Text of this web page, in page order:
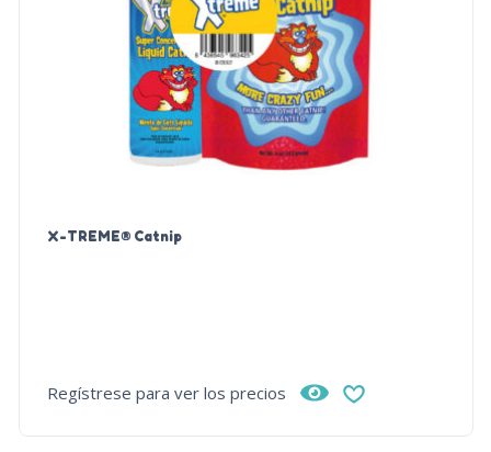
X-TREME® Catnip
Regístrese para ver los precios